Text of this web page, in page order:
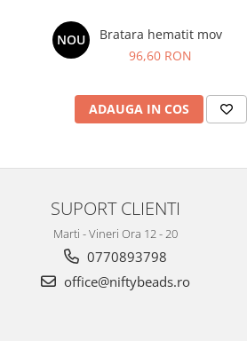
NOU
Bratara hematit mov
96,60 RON
ADAUGA IN COS
SUPORT CLIENTI
Marti - Vineri Ora 12 - 20
0770893798
office@niftybeads.ro